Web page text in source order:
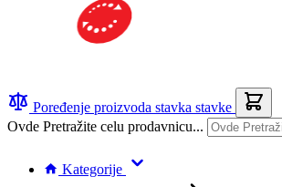
Poređenje proizvoda stavka stavke
Ovde Pretražite celu prodavnicu...
Kategorije